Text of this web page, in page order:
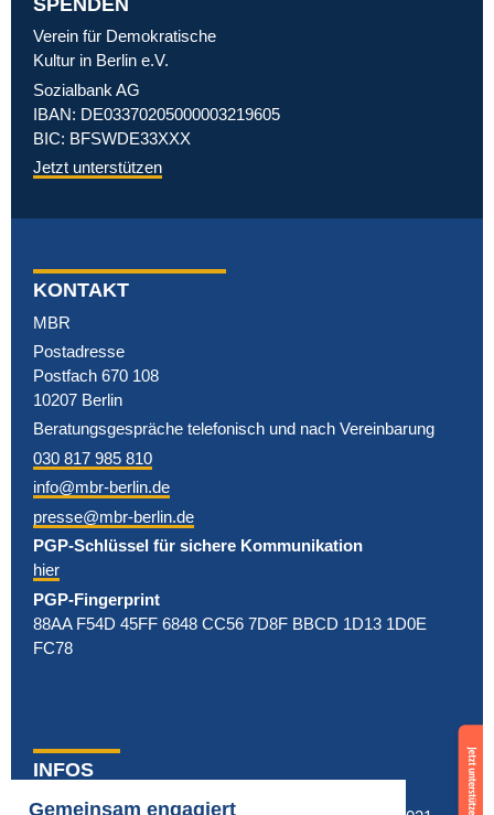
Gemeinsam engagiert
Aufmarsch von
Rechtsextremen
am 29.11. in
Berlin
Verein für Demokratische
Kultur in Berlin e.V.
Sozialbank AG
IBAN: DE03370205000003219605
BIC: BFSWDE33XXX
Jetzt unterstützen
KONTAKT
MBR
Postadresse
Postfach 670 108
10207 Berlin
Beratungsgespräche telefonisch und nach Vereinbarung
030 817 985 810
info@mbr-berlin.de
presse@mbr-berlin.de
PGP-Schlüssel für sichere Kommunikation
hier
PGP-Fingerprint
88AA F54D 45FF 6848 CC56 7D8F BBCD 1D13 1D0E
FC78
INFOS
Fragen & Antworten
Support
now